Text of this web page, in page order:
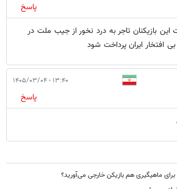
پاسخ
بازیکنان تاجر به درد نخور از جیب ملت در
افتخار ایران پرداخت شود
۱۳:۴۰ - ۱۴۰۵/۰۳/۰۴
پاسخ
ماهیگیری هم بازیکن خارجی می‌آورید؟